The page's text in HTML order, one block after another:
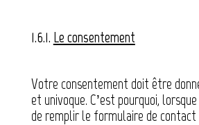
1.6.1. Le consentement
Votre consentement doit être
et univoque. C’est pourquoi,
de remplir le formulaire de contact